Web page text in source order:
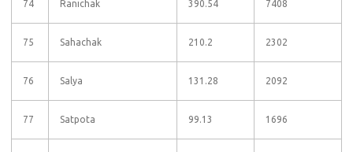
74 Ranichak 390.54 7408
75 Sahachak 210.2 2302
76 Salya 131.28 2092
77 Satpota 99.13 1696